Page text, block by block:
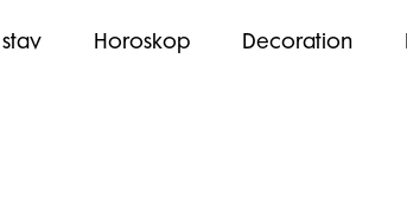
stav Horoskop Decoration